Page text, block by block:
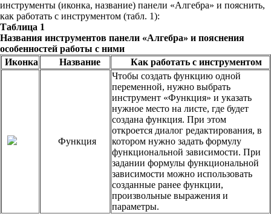
инструменты (иконка, название) панели «Алгебра» и пояснить,
как работать с инструментом (табл. 1):
Таблица 1
Названия инструментов панели «Алгебра» и пояснения
особенностей работы с ними
Иконка
Название Как работать с инструментом
Функция
Чтобы создать функцию одной
переменной, нужно выбрать
инструмент «Функция» и указать
нужное место на листе, где будет
создана функция. При этом
откроется диалог редактирования, в
котором нужно задать формулу
функциональной зависимости. При
задании формулы функциональной
зависимости можно использовать
созданные ранее функции,
произвольные выражения и
параметры.